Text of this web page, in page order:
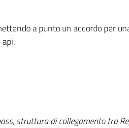
a punto un accordo per
struttura di collegamento tra